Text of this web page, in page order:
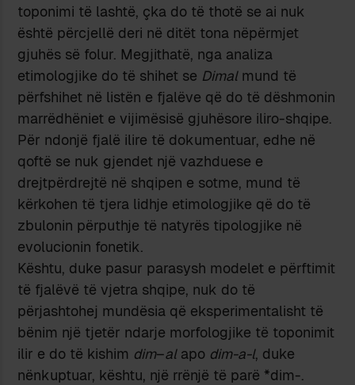
toponimi të lashtë, çka do të thotë se ai nuk
është përcjellë deri në ditët tona nëpërmjet
gjuhës së folur. Megjithatë, nga analiza
etimologjike do të shihet se Dimalmund të
përfshihet në listën e fjalëve që do të dëshmonin
marrëdhëniet e vijimësisë gjuhësore iliro-shqipe.
Për ndonjë fjalë ilire të dokumentuar, edhe në
qoftë se nuk gjendet një vazhduese e
drejtpërdrejtë në shqipen e sotme, mund të
kërkohen të tjera lidhje etimologjike që do të
zbulonin përputhje të natyrës tipologjike në
evolucionin fonetik.
Kështu, duke pasur parasysh modelet e përftimit
të fjalëvë të vjetra shqipe, nuk do të
përjashtohej mundësia që eksperimentalisht të
bënim një tjetër ndarje morfologjike të toponimit
ilir e do të kishim dim–alapo dim-a-l, duke
nënkuptuar, kështu, një rrënjë të parë *dim-.